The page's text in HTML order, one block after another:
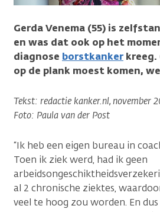
Gerda Venema (55) is
en was dat ook op het
diagnose borstkanker kreeg.
op de plank moest komen,
Tekst: redactie kanker.nl, november
Foto: Paula van der Post
“Ik heb een eigen bureau in
Toen ik ziek werd, had ik geen
al 2 chronische ziektes,
veel te hoog zou worden. En